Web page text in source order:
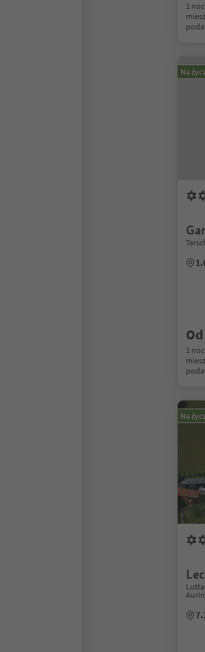
1
Na
1
Na